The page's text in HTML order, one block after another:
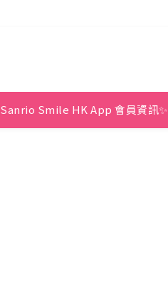
Sanrio Smile HK App 會員資訊✨